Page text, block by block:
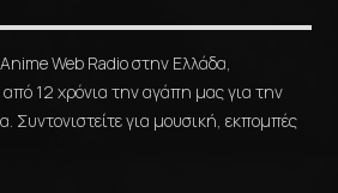
Web Radio στην Ελλάδα,
12 χρόνια την αγάπη μας για την
Συντονιστείτε για μουσική, εκπομπές